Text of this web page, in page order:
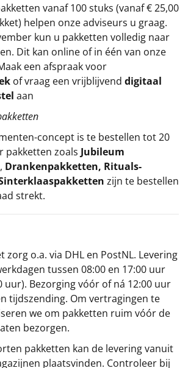
vanaf 100 stuks (vanaf € 25,00
helpen onze adviseurs u graag.
kun u pakketten volledig naar
Dit kan online of in één van onze
een afspraak voor
of vraag een vrijblijvend digitaal
aan
-concept is te bestellen tot 20
pakketten zoals Jubileum
, Drankenpakketten, Rituals-
zijn te bestellen
strekt.
zorg o.a. via DHL en PostNL. Levering
tussen 08:00 en 17:00 uur
Bezorging vóór of ná 12:00 uur
tijdszending. Om vertragingen te
we om pakketten ruim vóór de
bezorgen.
pakketten kan de levering vanuit
plaatsvinden. Controleer bij